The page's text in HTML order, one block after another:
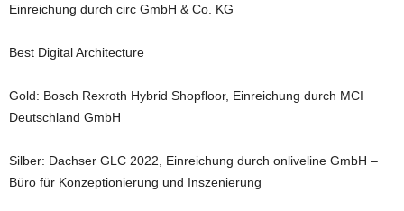
Einreichung durch circ GmbH & Co. KG
Best Digital Architecture
Gold: Bosch Rexroth Hybrid Shopfloor, Einreichung durch MCI
Deutschland GmbH
Silber: Dachser GLC 2022, Einreichung durch onliveline GmbH –
Büro für Konzeptionierung und Inszenierung